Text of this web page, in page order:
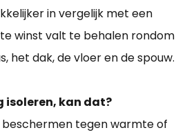
in vergelijk met een
winst valt te behalen rondom
het dak, de vloer en de spouw.
isoleren, kan dat?
beschermen tegen warmte of